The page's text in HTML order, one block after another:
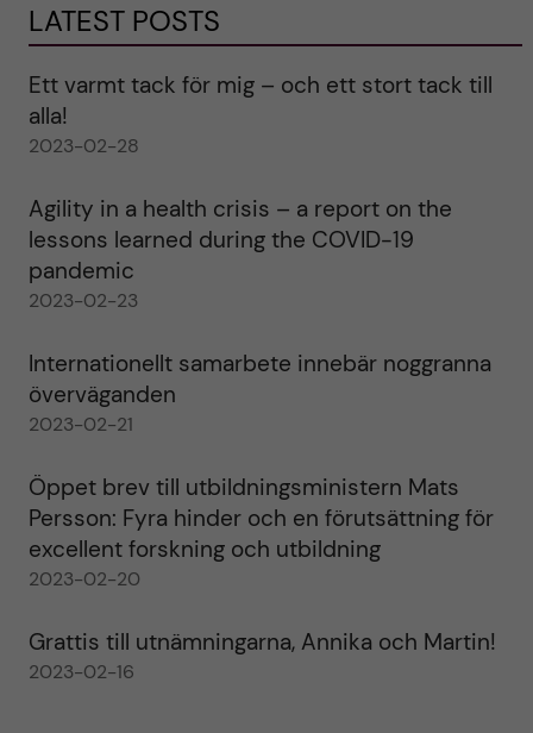
LATEST POSTS
Ett varmt tack för mig – och ett stort tack till
alla!
2023-02-28
Agility in a health crisis – a report on the
lessons learned during the COVID-19
pandemic
2023-02-23
Internationellt samarbete innebär noggranna
överväganden
2023-02-21
Öppet brev till utbildningsministern Mats
Persson: Fyra hinder och en förutsättning för
excellent forskning och utbildning
2023-02-20
Grattis till utnämningarna, Annika och Martin!
2023-02-16